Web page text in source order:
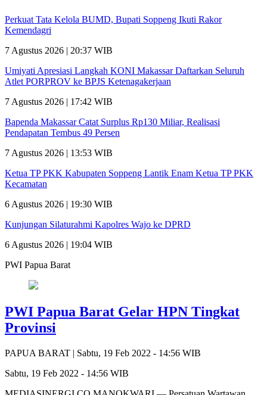
Perkuat Tata Kelola BUMD, Bupati Soppeng Ikuti Rakor
Kemendagri
7 Agustus 2026 | 20:37 WIB
Umiyati Apresiasi Langkah KONI Makassar Daftarkan Seluruh
Atlet PORPROV ke BPJS Ketenagakerjaan
7 Agustus 2026 | 17:42 WIB
Bapenda Makassar Catat Surplus Rp130 Miliar, Realisasi
Pendapatan Tembus 49 Persen
7 Agustus 2026 | 13:53 WIB
Ketua TP PKK Kabupaten Soppeng Lantik Enam Ketua TP PKK
Kecamatan
6 Agustus 2026 | 19:30 WIB
Kunjungan Silaturahmi Kapolres Wajo ke DPRD
6 Agustus 2026 | 19:04 WIB
PWI Papua Barat
PWI Papua Barat Gelar HPN Tingkat
Provinsi
PAPUA BARAT | Sabtu, 19 Feb 2022 - 14:56 WIB
Sabtu, 19 Feb 2022 - 14:56 WIB